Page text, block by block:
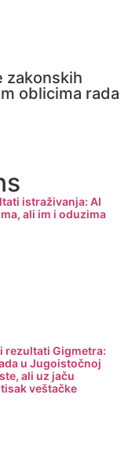
zakonskih
oblicima rada
istraživanja: AI
ali im i oduzima
rezultati Gigmetra:
u Jugoistočnoj
ali uz jaču
veštačke